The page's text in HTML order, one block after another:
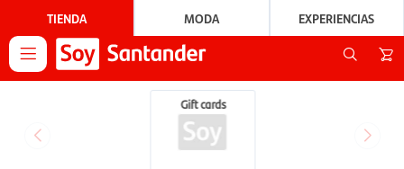
TIENDA MODA EXPERIENCIAS

Gift cards